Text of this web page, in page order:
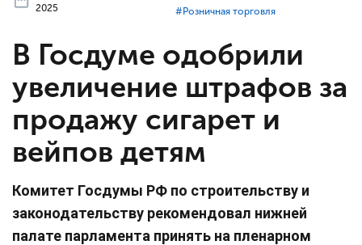
2025
#⁣Розничная торговля
В Госдуме одобрили
увеличение штрафов за
продажу сигарет и
вейпов детям
Комитет Госдумы РФ по строительству и
законодательству рекомендовал нижней
палате парламента принять на пленарном